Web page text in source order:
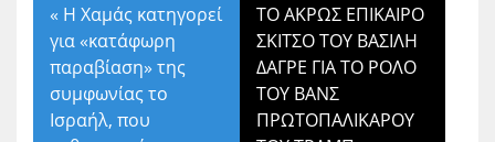
« Η Χαμάς κατηγορεί
για «κατάφωρη
παραβίαση» της
συμφωνίας το
Ισραήλ, που
ΤΟ ΑΚΡΩΣ ΕΠΙΚΑΙΡΟ
ΣΚΙΤΣΟ ΤΟΥ ΒΑΣΙΛΗ
ΔΑΓΡΕ ΓΙΑ ΤΟ ΡΟΛΟ
ΤΟΥ ΒΑΝΣ
ΠΡΩΤΟΠΑΛΙΚΑΡΟΥ